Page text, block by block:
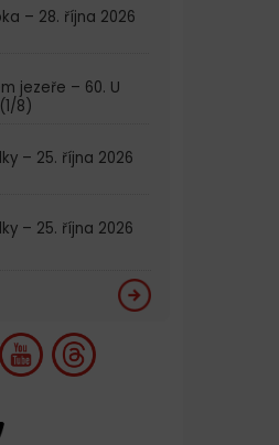
– 28. října 2026
jezeře – 60. U
8)
– 25. října 2026
– 25. října 2026